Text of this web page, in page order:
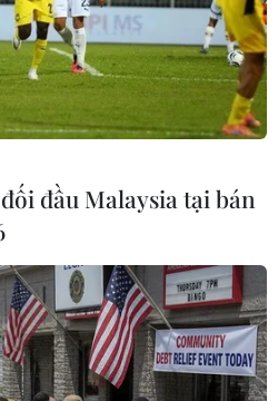
tuệ nhân
sinh Việt
yếu thành
đầu Malaysia tại bán